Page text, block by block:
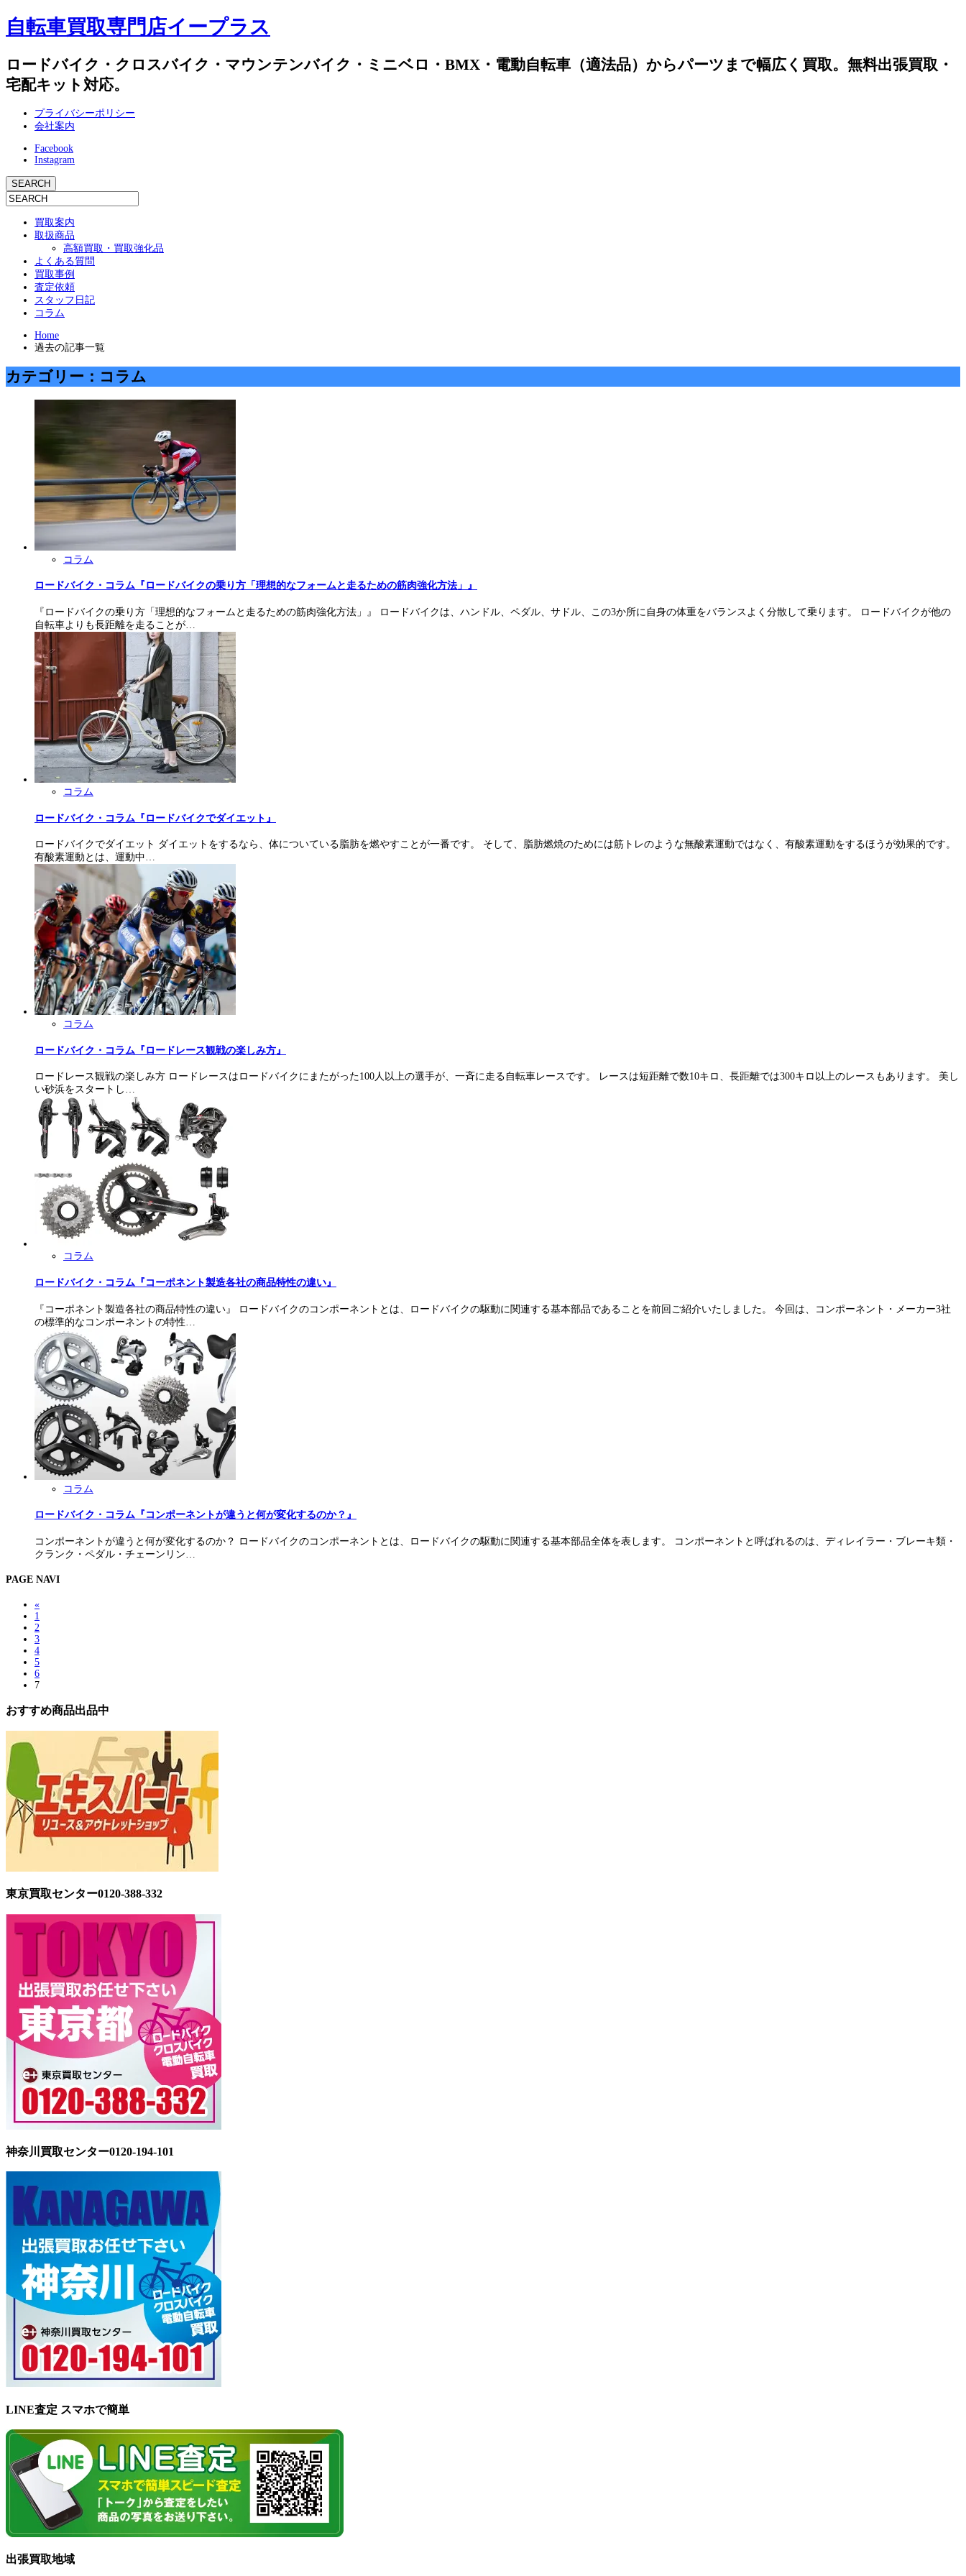
自転車買取専門店イープラス
ロードバイク・クロスバイク・マウンテンバイク・ミニベロ・BMX・電動自転車（適法品）からパーツまで幅広く買取。無料出張買取・
宅配キット対応。
プライバシーポリシー
会社案内
Facebook
Instagram
買取案内
取扱商品
高額買取・買取強化品
よくある質問
買取事例
査定依頼
スタッフ日記
コラム
Home
過去の記事一覧
カテゴリー：コラム
コラム
ロードバイク・コラム『ロードバイクの乗り方「理想的なフォームと走るための筋肉強化方法」』
『ロードバイクの乗り方「理想的なフォームと走るための筋肉強化方法」』 ロードバイクは、ハンドル、ペダル、サドル、この3か所に自身の体重をバランスよく分散して乗ります。 ロードバイクが他の
自転車よりも長距離を走ることが…
コラム
ロードバイク・コラム『ロードバイクでダイエット』
ロードバイクでダイエット ダイエットをするなら、体についている脂肪を燃やすことが一番です。 そして、脂肪燃焼のためには筋トレのような無酸素運動ではなく、有酸素運動をするほうが効果的です。
有酸素運動とは、運動中…
コラム
ロードバイク・コラム『ロードレース観戦の楽しみ方』
ロードレース観戦の楽しみ方 ロードレースはロードバイクにまたがった100人以上の選手が、一斉に走る自転車レースです。 レースは短距離で数10キロ、長距離では300キロ以上のレースもあります。 美し
い砂浜をスタートし…
コラム
ロードバイク・コラム『コーポネント製造各社の商品特性の違い』
『コーポネント製造各社の商品特性の違い』 ロードバイクのコンポーネントとは、ロードバイクの駆動に関連する基本部品であることを前回ご紹介いたしました。 今回は、コンポーネント・メーカー3社
の標準的なコンポーネントの特性…
コラム
ロードバイク・コラム『コンポーネントが違うと何が変化するのか？』
コンポーネントが違うと何が変化するのか？ ロードバイクのコンポーネントとは、ロードバイクの駆動に関連する基本部品全体を表します。 コンポーネントと呼ばれるのは、ディレイラー・ブレーキ類・
クランク・ペダル・チェーンリン…
PAGE NAVI
«
1
2
3
4
5
6
7
おすすめ商品出品中
東京買取センター0120-388-332
神奈川買取センター0120-194-101
LINE査定 スマホで簡単
出張買取地域